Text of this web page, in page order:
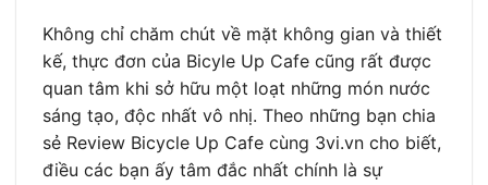
Không chỉ chăm chút về mặt không gian và thiết
kế, thực đơn của Bicyle Up Cafe cũng rất được
quan tâm khi sở hữu một loạt những món nước
sáng tạo, độc nhất vô nhị. Theo những bạn chia
sẻ Review Bicycle Up Cafe cùng 3vi.vn cho biết,
điều các bạn ấy tâm đắc nhất chính là sự